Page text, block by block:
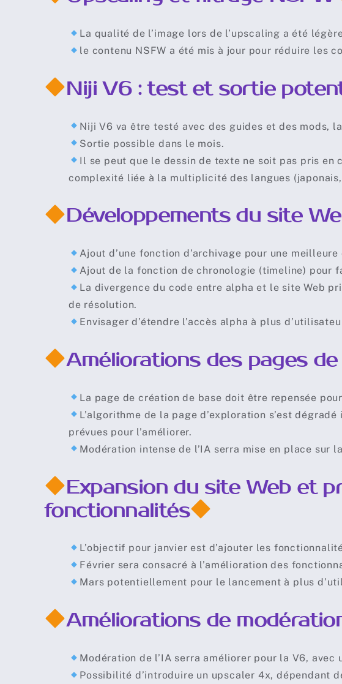
La qualité de l’image lors de l’upscaling a été
le contenu NSFW a été mis à jour pour réduire les
Niji V6 : test et sortie
Niji V6 va être testé avec des guides et des mods,
Sortie possible dans le mois.
Il se peut que le dessin de texte ne soit pas pris en
complexité liée à la multiplicité des langues
Développements du site
Ajout d’une fonction d’archivage pour une
Ajout de la fonction de chronologie (timeline) pour
La divergence du code entre alpha et le site Web
de résolution.
Envisager d’étendre l’accès alpha à plus
Améliorations des pages
La page de création de base doit être repensée
L’algorithme de la page d’exploration s’est
prévues pour l’améliorer.
Modération intense de l’IA serra mise en place sur
Expansion du site Web et
fonctionnalités
L’objectif pour janvier est d’ajouter les
Février sera consacré à l’amélioration des
Mars potentiellement pour le lancement à plus
Améliorations de
Modération de l’IA serra améliorer pour la V6,
Possibilité d’introduire un upscaler 4x, dépendant